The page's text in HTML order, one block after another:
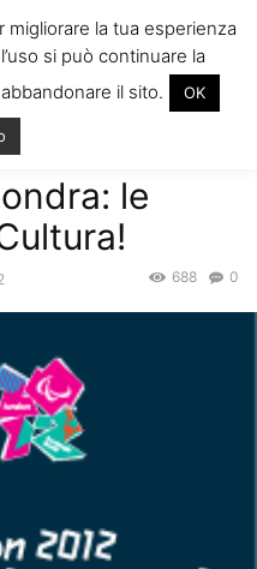
A
nella rebel city
estivi a Londra: le Olimpiadi
le
0
688
la tua esperienza
si può continuare la
il sito.
OK